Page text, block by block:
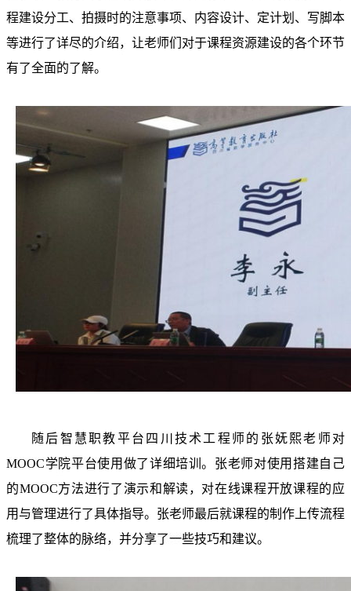
程建设分工、拍摄时的注意事项、内容设计、定计划 、 写脚本
等进行了详尽的介绍，让老师们对于课程资源建设的各个环节
有了全面的了解。
随后智慧职教平台四川技术工程师的张妩熙老师对
MOOC学院平台使用做了详细培训。张老师对使用搭建自己
的MOOC方法进行了演示和解读，对在线课程开放课程的应
用与管理进行了具体指导。张老师最后就课程的制作上传流程
梳理了整体的脉络，并分享了一些技巧和建议。